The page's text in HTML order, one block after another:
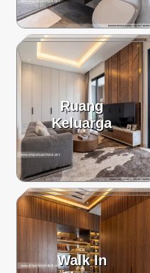
Ruang
Keluarga
Walk In